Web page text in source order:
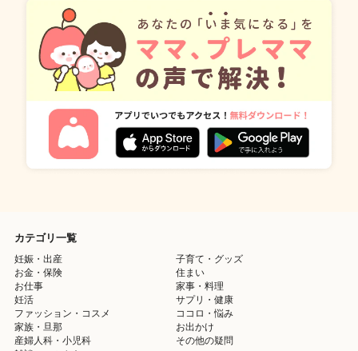
カテゴリ一覧
妊娠・出産
子育て・グッズ
お金・保険
住まい
お仕事
家事・料理
妊活
サプリ・健康
ファッション・コスメ
ココロ・悩み
家族・旦那
お出かけ
産婦人科・小児科
その他の疑問